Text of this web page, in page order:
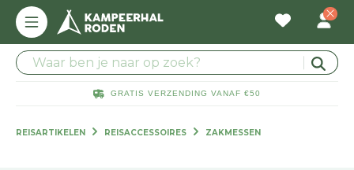
GRATIS VERZENDING VANAF €50
REISARTIKELEN REISACCESSOIRES ZAKMESSEN